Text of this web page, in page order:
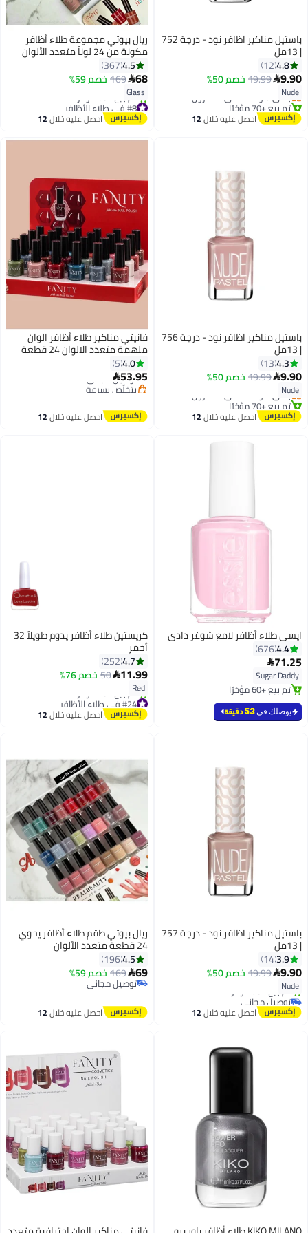
باستيل مناكير اظافر نود - درجة 752
| 13مل
4.8
12
9.90
19.99خصم 50%
Nude
#16 في طلاء الأظافر
توصيل مجاني
باقي 5 وحدات في المخزون
تم بيع +70 مؤخرًا
#16 في طلاء الأظافر احصل عليه خلال12
ريال بيوتي مجموعة طلاء أظافر
مكونة من 24 لوناً متعدد الألوان
4.5
367
68
169 خصم 59%
Glass
#8 في طلاء الأظافر
توصيل مجاني
تم بيع +60 مؤخرًا
#8 في طلاء الأظافر
احصل عليه خلال12
باستيل مناكير اظافر نود - درجة 756
| 13مل
4.3
13
9.90
19.99خصم 50%
Nude
#14 في طلاء الأظافر
توصيل مجاني
باقي 4 وحدات في المخزون
تم بيع +70 مؤخرًا
#14 في طلاء الأظافر احصل عليه خلال12
فانيتي مناكير طلاء أظافر الوان
ملهمة متعدد الالوان 24 قطعة
4.0
5
53.95
#20 في طلاء الأظافر
أقل سعر في 7 يوم
توصيل مجاني
بتخلّص بسرعة
#20 في طلاء الأظافر
احصل عليه خلال12
71
ايسي طلاء أظافر لامع شوغر دادي
4.4
676
71.25
Sugar Daddy
تم بيع +60 مؤخرًا
تم بيع +60 مؤخرًا
يوصلك في53 دقيقة
كريستين طلاء أظافر يدوم طويلاً 32
أحمر
4.7
252
11.99
50 خصم 76%
Red
#24 في طلاء الأظافر
توصيل مجاني
تم بيع +40 مؤخرًا
احصل عليه خلال12
باستيل مناكير اظافر نود - درجة 757
| 13مل
3.9
14
9.90
19.99خصم 50%
Nude
توصيل مجاني
باقي 3 وحدات في المخزون
تم بيع +50 مؤخرًا
احصل عليه خلال12
ريال بيوتي طقم طلاء أظافر يحوي
24 قطعة متعدد الألوان
4.5
196
69
169 خصم 59%
توصيل مجاني
توصيل مجاني
احصل عليه خلال12